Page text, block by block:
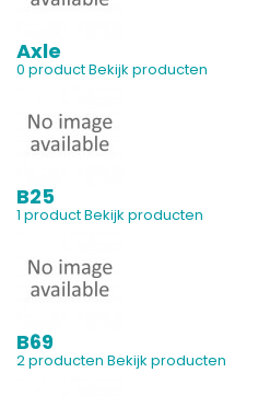
Axle
0 productBekijk producten
B25
1 productBekijk producten
B69
2 producten Bekijk producten